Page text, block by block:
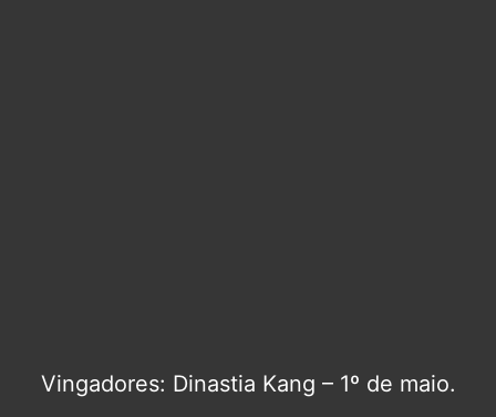
Vingadores: Dinastia Kang – 1º de maio.